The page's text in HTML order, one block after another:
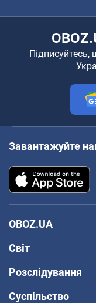
Підписуйтесь,
Завантажуйте
OBOZ.UA
Світ
Розслідування
Суспільство